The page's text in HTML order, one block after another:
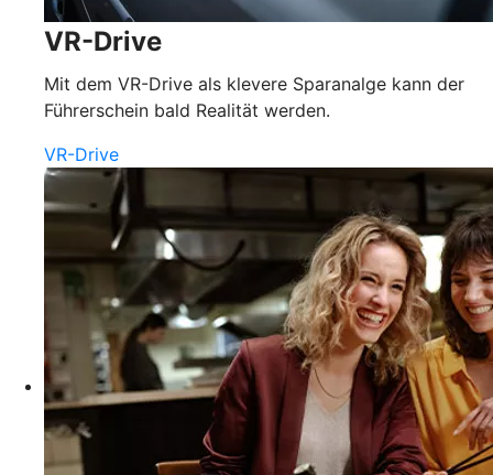
VR-Drive
Mit dem VR-Drive als klevere Sparanalge kann der
Führerschein bald Realität werden.
VR-Drive